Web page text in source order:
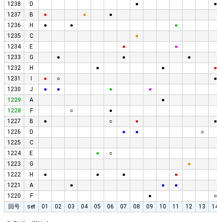
1238
D ●
●
1237
B ● ●
●
1236
H ● ●
●
1235
C
●
1234
E ●
●
1233
G ● ●
●
1232
H ● ●
●
1231
● ○
●
1230
J ● ● ●
●
1229
A
●
1228
F ○
●
1227
B ● ○ ●
●
1226
D ● ●
○
1225
C
1224
E ●
○
1223
G
●
1222
H ● ● ●
●
1221
A ● ●
●
1220
F ●
○
回号
set 01 02 03 04 05 06 07 08 09 10 11 12 13